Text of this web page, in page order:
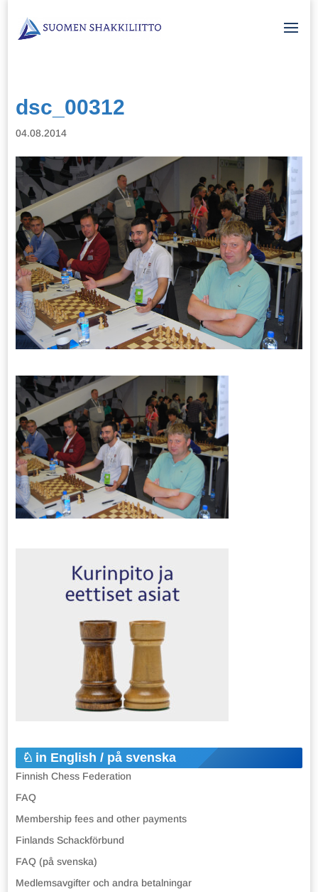
dsc_00312
04.08.2014
in English / på svenska
Finnish Chess Federation
FAQ
Membership fees and other payments
Finlands Schackförbund
FAQ (på svenska)
Medlemsavgifter och andra betalningar